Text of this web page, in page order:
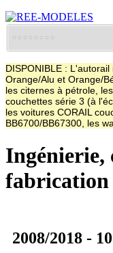
DISPONIBLE :
Orange/Alu et Orange/
les citernes à pétrole,
couchettes série 3 (à
les voitures CORAIL
BB6700/BB67300, les
Ingénierie,
fabrication
2008/2018 -